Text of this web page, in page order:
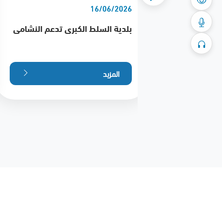
يكرم
ويؤكد
16/06/2026
بلدية السلط الكبرى تدعم النشامى
المزيد